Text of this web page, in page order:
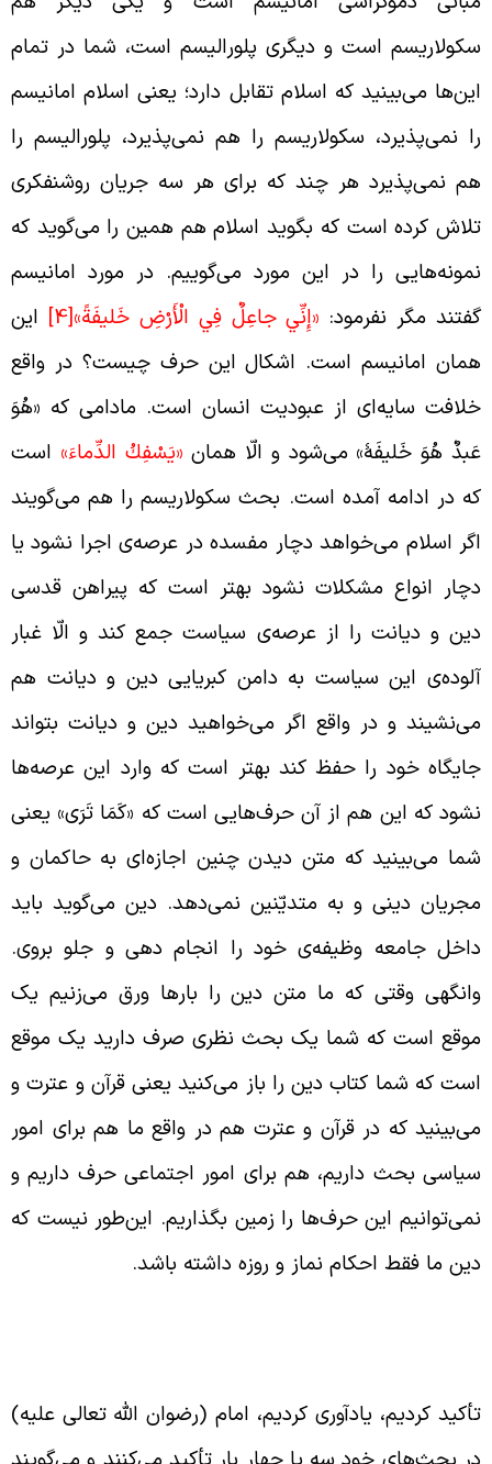
است و دیگری پلورالیسم است، شما در تمام
می‌بینید که اسلام تقابل دارد؛ یعنی اسلام امانیسم
نمی‌پذیرد، سکولاریسم را هم نمی‌پذیرد، پلورالیسم را
نمی‌پذیرد هر چند که برای هر سه جریان روشنفکری
کرده است که بگوید اسلام هم همین را می‌گوید که
را در این مورد می‌گوییم. در مورد امانیسم
مگر نفرمود:«إِنِّي جاعِلٌ فِي الْأَرْضِ خَليفَةً»[4]
این
امانیسم است. اشکال این حرف چیست؟ در واقع
سایه‌ای از عبودیت انسان است. مادامی که «هُوَ
هُوَ خَلیفَۀ» می‌شود و الّا همان«يَسْفِكُ الدِّماءَ»است
در ادامه آمده است. بحث سکولاریسم را هم می‌گویند
اسلام می‌خواهد دچار مفسده در عرصه‌ی اجرا نشود یا
انواع مشکلات نشود بهتر است که پیراهن قدسی
و دیانت را از عرصه‌ی سیاست جمع کند و الّا غبار
این سیاست به دامن کبریایی دین و دیانت هم
و در واقع اگر می‌خواهید دین و دیانت بتواند
خود را حفظ کند بهتر است که وارد این عرصه‌ها
که این هم از آن حرف‌هایی است که «کَمَا تَرَی» یعنی
می‌بینید که متن دیدن چنین اجازه‌ای به حاکمان و
دینی و به متدیّنین نمی‌دهد. دین می‌گوید باید
جامعه وظیفه‌ی خود را انجام دهی و جلو بروی.
وقتی که ما متن دین را بارها ورق می‌زنیم یک
است که شما یک بحث نظری صرف دارید یک موقع
که شما کتاب دین را باز می‌کنید یعنی قرآن و عترت و
که در قرآن و عترت هم در واقع ما هم برای امور
بحث داریم، هم برای امور اجتماعی حرف داریم و
این حرف‌ها را زمین بگذاریم. این‌طور نیست که
ما فقط احکام نماز و روزه داشته باشد.
کردیم، یادآوری کردیم، امام (رضوان الله تعالی علیه)